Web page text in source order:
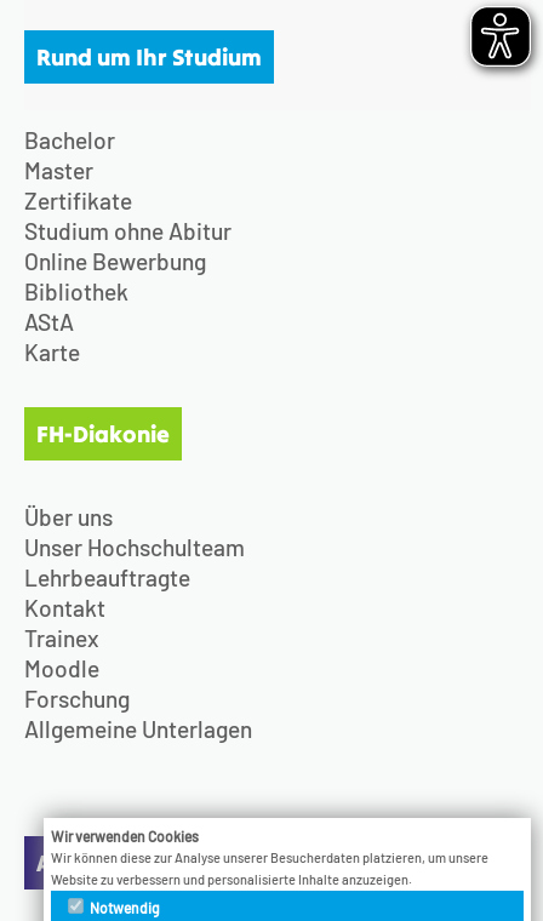
Rund um Ihr Studium
Bachelor
Master
Zertifikate
Studium ohne Abitur
Online Bewerbung
Bibliothek
AStA
Karte
FH-Diakonie
Über uns
Unser Hochschulteam
Lehrbeauftragte
Kontakt
Trainex
Moodle
Forschung
Allgemeine Unterlagen
Aktuelles
Wir verwenden Cookies
Wir können diese zur Analyse unserer Besucherdaten platzieren, um unsere
Website zu verbessern und personalisierte Inhalte anzuzeigen.
Notwendig